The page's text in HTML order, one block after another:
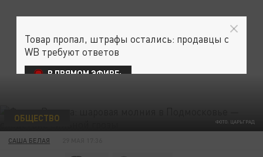
ФОТО: ЦАРЬГРАД
ОБЩЕСТВО
САША БЕЛАЯ
Товар пропал, штрафы остались: продавцы с
WB требуют ответов
В ПРЯМОМ ЭФИРЕ: